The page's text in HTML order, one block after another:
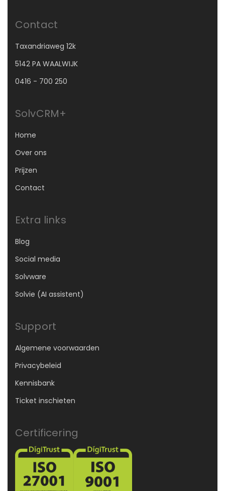
Contact
Taxandriaweg 12k
5142 PA WAALWIJK
0416 - 700 250
SolvCRM+
Home
Over ons
Prijzen
Contact
Extra links
Blog
Social media
Solvware
Solvie (AI assistent)
Support
Algemene voorwaarden
Privacybeleid
Kennisbank
Ticket inschieten
Certificering